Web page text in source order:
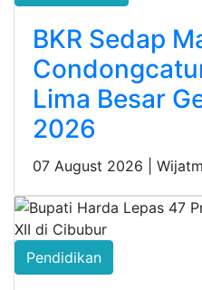
BKR Sedap
Lima Besar
2026
07 August 2026 |
Pendidikan